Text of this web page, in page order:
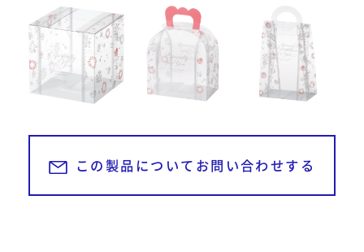
お問い合わせ・資料請求
お見積もり依頼
この製品についてお問い合わせする